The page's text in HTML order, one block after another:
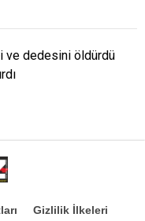
ve dedesini öldürdü
Gizlilik İlkeleri